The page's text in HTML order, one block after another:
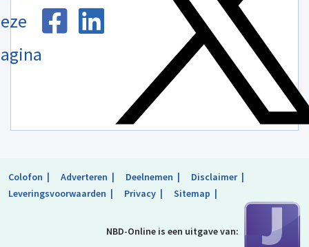
Colofon Adverteren Deelnemen
Disclaimer
Leveringsvoorwaarden
Privacy Sitemap
NBD-Online is een uitgave van: